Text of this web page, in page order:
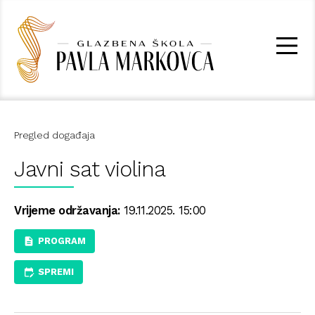
Pregled događaja
Javni sat violina
Vrijeme održavanja:19.11.2025. 15:00
PROGRAM
SPREMI